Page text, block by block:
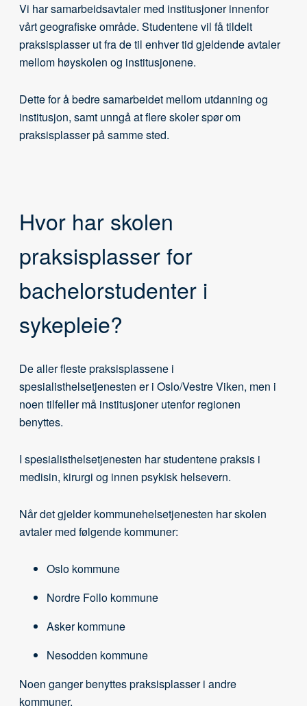
Vi har samarbeidsavtaler med institusjoner innenfor
vårt geografiske område. Studentene vil få tildelt
praksisplasser ut fra de til enhver tid gjeldende avtaler
mellom høyskolen og institusjonene.
Dette for å bedre samarbeidet mellom utdanning og
institusjon, samt unngå at flere skoler spør om
praksisplasser på samme sted.
Hvor har skolen
praksisplasser for
bachelorstudenter i
sykepleie?
De aller fleste praksisplassene i
spesialisthelsetjenesten er i Oslo/Vestre Viken, men i
noen tilfeller må institusjoner utenfor regionen
benyttes.
I spesialisthelsetjenesten har studentene praksis i
medisin, kirurgi og innen psykisk helsevern.
Når det gjelder kommunehelsetjenesten har skolen
avtaler med følgende kommuner:
Oslo kommune
Nordre Follo kommune
Asker kommune
Nesodden kommune
Noen ganger benyttes praksisplasser i andre
kommuner.